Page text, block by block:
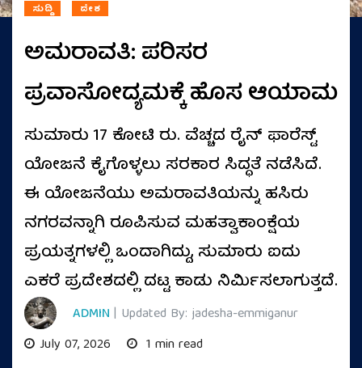
ಸುದ್ದಿ ದೇಶ
ಅಮರಾವತಿ: ಪರಿಸರ
ಪ್ರವಾಸೋದ್ಯಮಕ್ಕೆ ಹೊಸ ಆಯಾಮ
ಸುಮಾರು 17 ಕೋಟಿ ರು. ವೆಚ್ಚದ ರೈನ್‌ ಫಾರೆಸ್ಟ್
ಯೋಜನೆ ಕೈಗೊಳ್ಳಲು ಸರಕಾರ ಸಿದ್ಧತೆ ನಡೆಸಿದೆ.
ಈ ಯೋಜನೆಯು ಅಮರಾವತಿಯನ್ನು ಹಸಿರು
ನಗರವನ್ನಾಗಿ ರೂಪಿಸುವ ಮಹತ್ವಾಕಾಂಕ್ಷೆಯ
ಪ್ರಯತ್ನಗಳಲ್ಲಿ ಒಂದಾಗಿದ್ದು, ಸುಮಾರು ಐದು
ಎಕರೆ ಪ್ರದೇಶದಲ್ಲಿ ದಟ್ಟ ಕಾಡು ನಿರ್ಮಿಸಲಾಗುತ್ತದೆ.
ADMIN | Updated By: jadesha-emmiganur
July 07, 2026
1 min read